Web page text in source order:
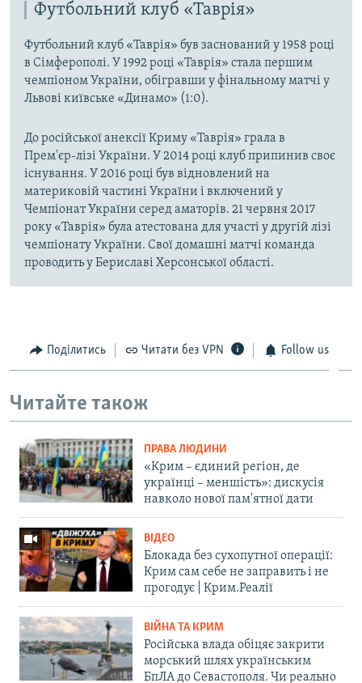
Футбольний клуб «Таврія»
Футбольний клуб «Таврія» був заснований у 1958 році
в Сімферополі. У 1992 році «Таврія» стала першим
чемпіоном України, обігравши у фінальному матчі у
Львові київське «Динамо» (1:0).
До російської анексії Криму «Таврія» грала в
Прем'єр-лізі України. У 2014 році клуб припинив своє
існування. У 2016 році був відновлений на
материковій частині України і включений у
Чемпіонат України серед аматорів. 21 червня 2017
року «Таврія» була атестована для участі у другій лізі
чемпіонату України. Свої домашні матчі команда
проводить у Бериславі Херсонської області.
Поділитись Читати без VPN Follow us
Читайте також
ПРАВА ЛЮДИНИ
«Крим – єдиний регіон, де
українці – меншість»: дискусія
навколо нової пам'ятної дати
ВІДЕО
Блокада без сухопутної операції:
Крим сам себе не заправить і не
прогодує | Крим.Реалії
ВІЙНА ТА КРИМ
Російська влада обіцяє закрити
морський шлях українським
БпЛА до Севастополя. Чи реально